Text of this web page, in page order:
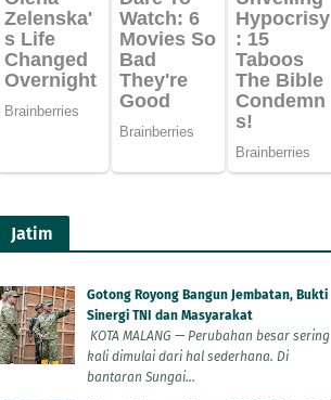
Jatim
Gotong Royong Bangun Jembatan, Bukti
Sinergi TNI dan Masyarakat
KOTA MALANG — Perubahan besar sering
kali dimulai dari hal sederhana. Di
bantaran Sungai...